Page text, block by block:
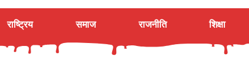
राष्ट्रिय समाज राजनीति शिक्षा